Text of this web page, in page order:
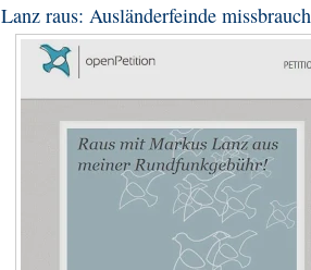
Lanz raus: Ausländerfeinde